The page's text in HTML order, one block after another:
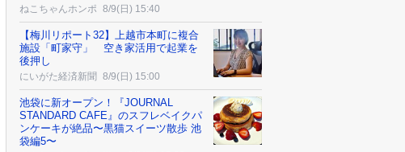
ねこちゃんホンポ 8/9(日) 15:40
【梅川リポート32】上越市本町に複合
施設「町家守」 空き家活用で起業を
後押し
にいがた経済新聞 8/9(日) 15:00
池袋に新オープン！『JOURNAL
STANDARD CAFE』のスフレベイクパ
ンケーキが絶品〜黒猫スイーツ散歩 池
袋編5〜